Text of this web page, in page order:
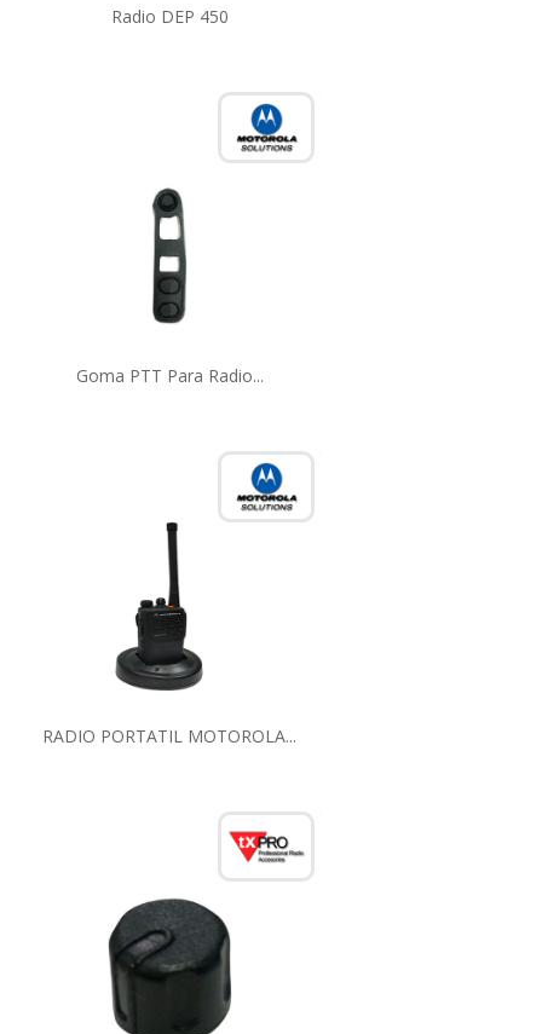
Radio DEP 450
Goma PTT Para Radio...
RADIO PORTATIL MOTOROLA...